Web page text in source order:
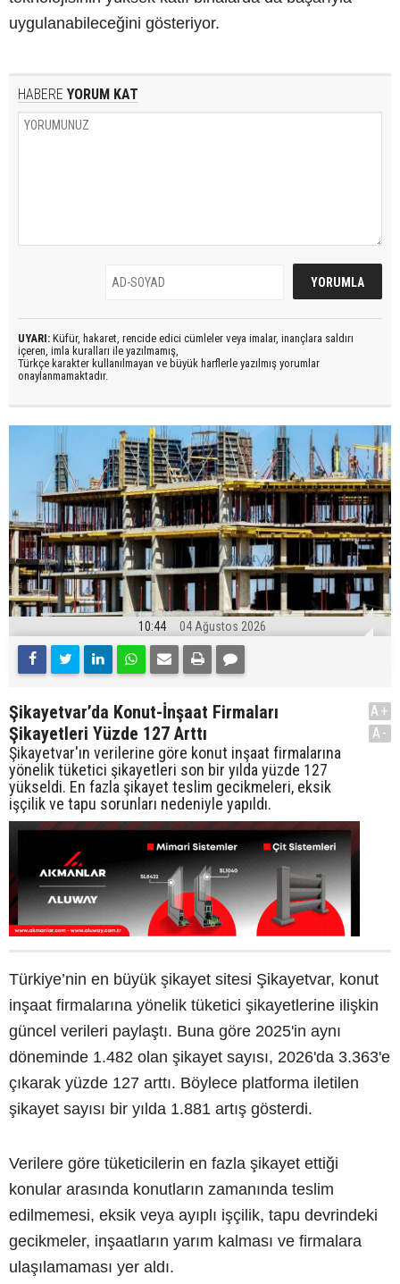
uygulanabileceğini gösteriyor.
HABERE YORUM KAT
UYARI: Küfür, hakaret, rencide edici cümleler veya imalar, inançlara saldırı
içeren, imla kuralları ile yazılmamış,
Türkçe karakter kullanılmayan ve büyük harflerle yazılmış yorumlar
onaylanmamaktadır.
10:44 04 Ağustos 2026
Şikayetvar’da Konut-İnşaat Firmaları
Şikayetleri Yüzde 127 Arttı
Şikayetvar'ın verilerine göre konut inşaat firmalarına
yönelik tüketici şikayetleri son bir yılda yüzde 127
yükseldi. En fazla şikayet teslim gecikmeleri, eksik
işçilik ve tapu sorunları nedeniyle yapıldı.
A+
A-
Türkiye’nin en büyük şikayet sitesi Şikayetvar, konut
inşaat firmalarına yönelik tüketici şikayetlerine ilişkin
güncel verileri paylaştı. Buna göre 2025'in aynı
döneminde 1.482 olan şikayet sayısı, 2026'da 3.363'e
çıkarak yüzde 127 arttı. Böylece platforma iletilen
şikayet sayısı bir yılda 1.881 artış gösterdi.
Verilere göre tüketicilerin en fazla şikayet ettiği
konular arasında konutların zamanında teslim
edilmemesi, eksik veya ayıplı işçilik, tapu devrindeki
gecikmeler, inşaatların yarım kalması ve firmalara
ulaşılamaması yer aldı.